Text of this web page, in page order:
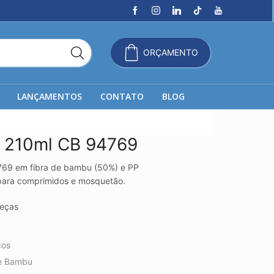
ORÇAMENTO
LANÇAMENTOS CONTATO BLOG
CB 94769
em fibra de bambu (50%) e PP
comprimidos e mosquetão.
Bambu